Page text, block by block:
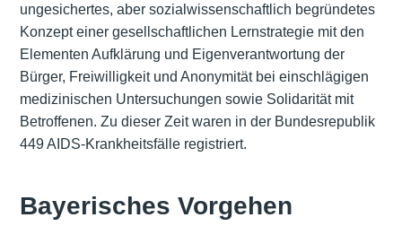
ungesichertes, aber sozialwissenschaftlich begründetes
Konzept einer gesellschaftlichen Lernstrategie mit den
Elementen Aufklärung und Eigenverantwortung der
Bürger, Freiwilligkeit und Anonymität bei einschlägigen
medizinischen Untersuchungen sowie Solidarität mit
Betroffenen. Zu dieser Zeit waren in der Bundesrepublik
449 AIDS-Krankheitsfälle registriert.
Bayerisches Vorgehen